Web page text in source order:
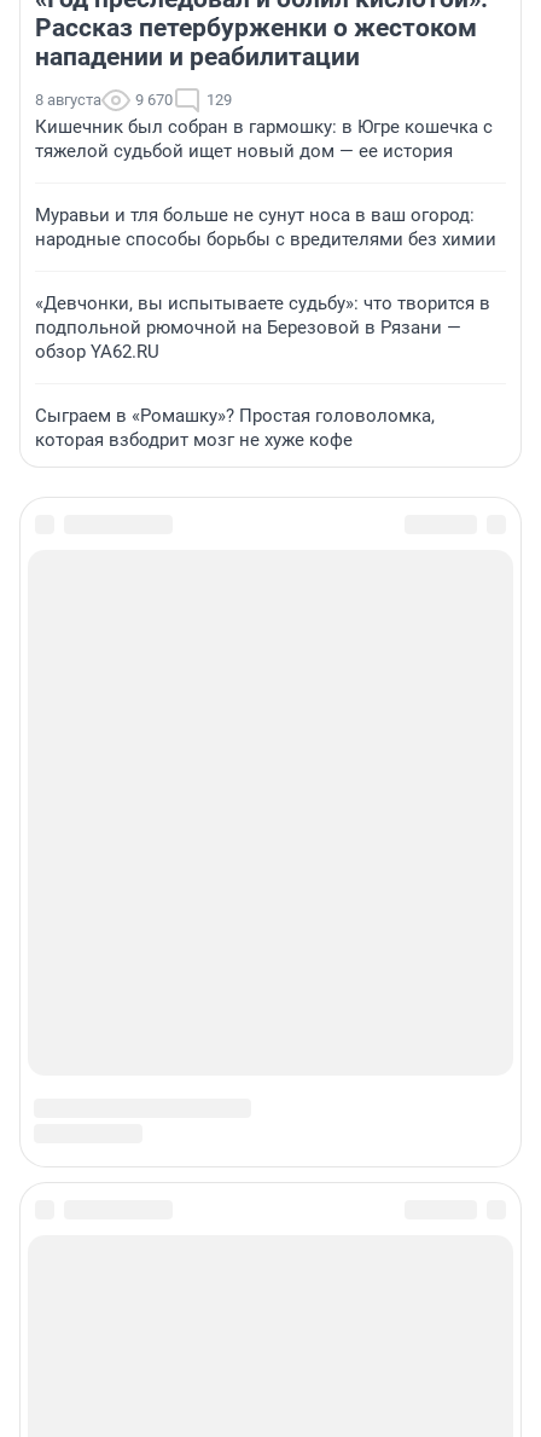
Рассказ петербурженки о жестоком
нападении и реабилитации
8 августа 9 670 129
Кишечник был собран в гармошку: в Югре кошечка с
тяжелой судьбой ищет новый дом — ее история
Муравьи и тля больше не сунут носа в ваш огород:
народные способы борьбы с вредителями без химии
«Девчонки, вы испытываете судьбу»: что творится в
подпольной рюмочной на Березовой в Рязани —
обзор YA62.RU
Сыграем в «Ромашку»? Простая головоломка,
которая взбодрит мозг не хуже кофе